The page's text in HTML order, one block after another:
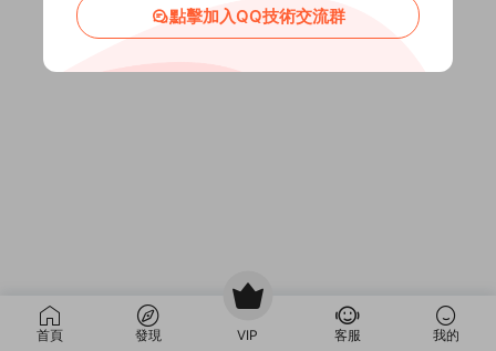
首頁 發現 VIP 客服 我的
點擊加入QQ技術交流群